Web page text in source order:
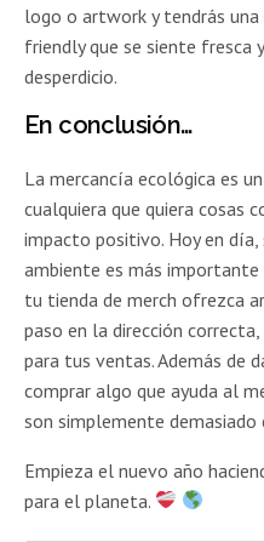
logo o artwork y tendrás
friendly que se siente fresca
desperdicio.
En conclusión…
La mercancía ecológica es
cualquiera que quiera cosas
impacto positivo. Hoy en
ambiente es más importante
tu tienda de merch ofrezca
paso en la dirección
para tus ventas. Además de
comprar algo que ayuda al
son simplemente demasiado
Empieza el nuevo año
para el planeta.